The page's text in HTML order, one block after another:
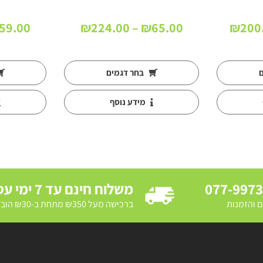
₪
עד
₪65.00
–
₪224.00
עד בחר דגמים
מידע נוסף
077-
והזמנות
משלוח חינם עד 7 ימי עסקים
ברכישה מעל ₪350 מתחת ב-₪30 הובלת מדרכה ב₪250